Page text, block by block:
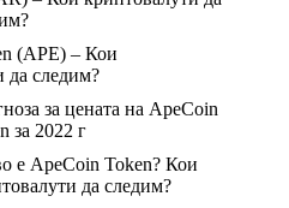
(APE) – Кои
да следим?
за цената на ApeCoin
за 2022 г
е ApeCoin Token? Кои
да следим?